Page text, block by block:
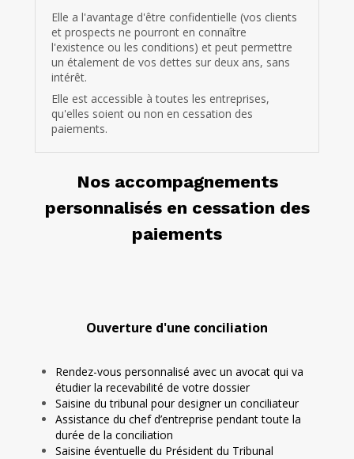
Elle a l'avantage d'être confidentielle (vos clients
et prospects ne pourront en connaître
l'existence ou les conditions) et peut permettre
un étalement de vos dettes sur deux ans, sans
intérêt.
Elle est accessible à toutes les entreprises,
qu'elles soient ou non en cessation des
paiements.
Nos accompagnements
personnalisés en cessation des
paiements
Ouverture d'une conciliation
Rendez-vous personnalisé avec un avocat qui va
étudier la recevabilité de votre dossier
Saisine du tribunal pour designer un conciliateur
Assistance du chef d’entreprise pendant toute la
durée de la conciliation
Saisine éventuelle du Président du Tribunal